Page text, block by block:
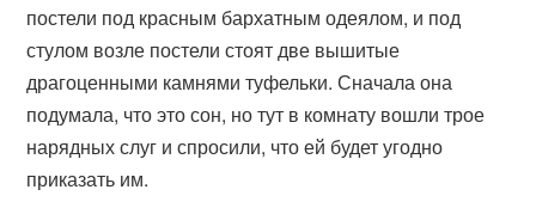
постели под красным бархатным одеялом, и под
стулом возле постели стоят две вышитые
драгоценными камнями туфельки. Сначала она
подумала, что это сон, но тут в комнату вошли трое
нарядных слуг и спросили, что ей будет угодно
приказать им.